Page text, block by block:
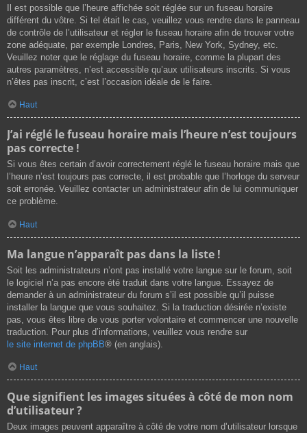
Il est possible que l’heure affichée soit réglée sur un fuseau horaire
différent du vôtre. Si tel était le cas, veuillez vous rendre dans le panneau
de contrôle de l’utilisateur et régler le fuseau horaire afin de trouver votre
zone adéquate, par exemple Londres, Paris, New York, Sydney, etc.
Veuillez noter que le réglage du fuseau horaire, comme la plupart des
autres paramètres, n’est accessible qu’aux utilisateurs inscrits. Si vous
n’êtes pas inscrit, c’est l’occasion idéale de le faire.
Haut
J’ai réglé le fuseau horaire mais l’heure n’est toujours
pas correcte !
Si vous êtes certain d’avoir correctement réglé le fuseau horaire mais que
l’heure n’est toujours pas correcte, il est probable que l’horloge du serveur
soit erronée. Veuillez contacter un administrateur afin de lui communiquer
ce problème.
Haut
Ma langue n’apparaît pas dans la liste !
Soit les administrateurs n’ont pas installé votre langue sur le forum, soit
le logiciel n’a pas encore été traduit dans votre langue. Essayez de
demander à un administrateur du forum s’il est possible qu’il puisse
installer la langue que vous souhaitez. Si la traduction désirée n’existe
pas, vous êtes libre de vous porter volontaire et commencer une nouvelle
traduction. Pour plus d’informations, veuillez vous rendre sur
le site internet de phpBB® (en anglais).
Haut
Que signifient les images situées à côté de mon nom
d’utilisateur ?
Deux images peuvent apparaître à côté de votre nom d’utilisateur lorsque